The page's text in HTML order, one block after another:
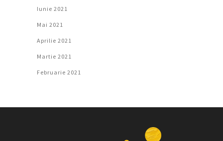
Iunie 2021
Mai 2021
Aprilie 2021
Martie 2021
Februarie 2021